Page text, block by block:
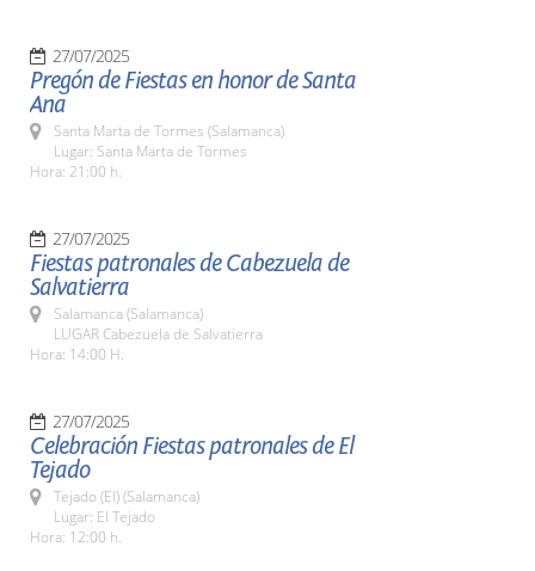
27/07/2025
Pregón de Fiestas en honor de Santa
Ana
Santa Marta de Tormes (Salamanca)
Lugar: Santa Marta de Tormes
Hora: 21:00 h.
27/07/2025
Fiestas patronales de Cabezuela de
Salvatierra
Salamanca (Salamanca)
LUGAR Cabezuela de Salvatierra
Hora: 14:00 H.
27/07/2025
Celebración Fiestas patronales de El
Tejado
Tejado (El) (Salamanca)
Lugar: El Tejado
Hora: 12:00 h.